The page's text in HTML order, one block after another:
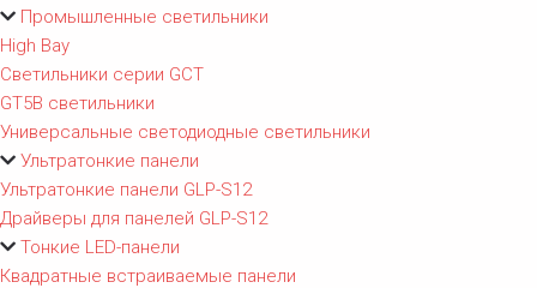
Промышленные светильники
High Bay
Светильники серии GCT
GT5B светильники
Универсальные светодиодные светильники
Ультратонкие панели
Ультратонкие панели GLP-S12
Драйверы для панелей GLP-S12
Тонкие LED-панели
Квадратные встраиваемые панели